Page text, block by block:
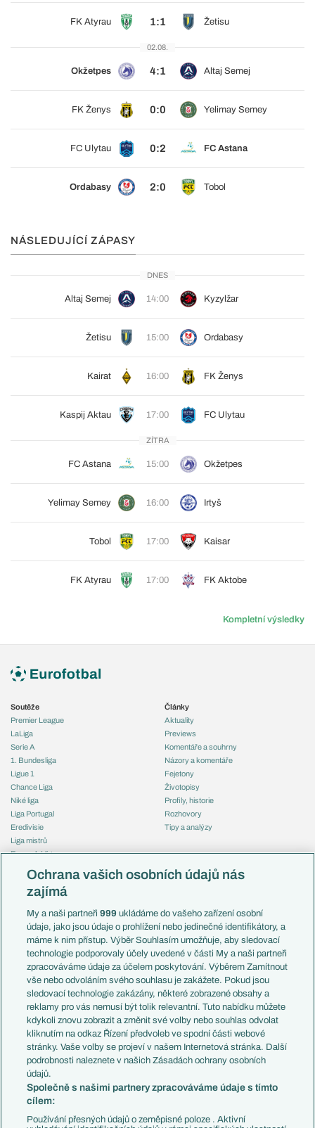
FK Atyrau 1:1 Žetisu
02.08.
Okžetpes 4:1 Altaj Semej
FK Ženys 0:0 Yelimay Semey
FC Ulytau 0:2 FC Astana
Ordabasy 2:0 Tobol
NÁSLEDUJÍCÍ ZÁPASY
DNES
Altaj Semej 14:00 Kyzylžar
Žetisu 15:00 Ordabasy
Kairat 16:00 FK Ženys
Kaspij Aktau 17:00 FC Ulytau
ZÍTRA
FC Astana 15:00 Okžetpes
Yelimay Semey 16:00 Irtyš
Tobol 17:00 Kaisar
FK Atyrau 17:00 FK Aktobe
Kompletní výsledky
Soutěže
Premier League
LaLiga
Serie A
1. Bundesliga
Ligue 1
Chance Liga
Niké liga
Liga Portugal
Eredivisie
Liga mistrů
Evropská liga
Mistrovství světa
Liga národů
Témata
Představení týmů MS
EuroSkauting
PL v kostce
Evropské koeficienty
Přestupy
Přestupové spekulace
Zranění
Kluby
Arsenal FC
Chelsea FC
Manchester United
AC Milán
Juventus FC
Články
Aktuality
Previews
Komentáře a souhrny
Názory a komentáře
Fejetony
Životopisy
Profily, historie
Rozhovory
Tipy a analýzy
Česko
Francie
Itálie
Německo
Španělsko
Argentina
Brazílie
Přestupy
Zápasy
Livescore
Tipovací soutěž
Ochrana vašich osobních údajů nás
zajímá
My a naši partneři999 ukládáme do vašeho zařízení osobní
údaje, jako jsou údaje o prohlížení nebo jedinečné identifikátory, a
máme k nim přístup. Výběr Souhlasím umožňuje, aby sledovací
technologie podporovaly účely uvedené v části My a naši partneři
zpracováváme údaje za účelem poskytování. Výběrem Zamítnout
vše nebo odvoláním svého souhlasu je zakážete. Pokud jsou
sledovací technologie zakázány, některé zobrazené obsahy a
reklamy pro vás nemusí být tolik relevantní. Tuto nabídku můžete
kdykoli znovu zobrazit a změnit své volby nebo souhlas odvolat
kliknutím na odkaz Řízení předvoleb ve spodní části webové
stránky. Vaše volby se projeví v našem Internetová stránka. Další
podrobnosti naleznete v našich Zásadách ochrany osobních
údajů.
Společně s našimi partnery zpracováváme údaje s tímto
cílem:
Používání přesných údajů o zeměpisné poloze . Aktivní